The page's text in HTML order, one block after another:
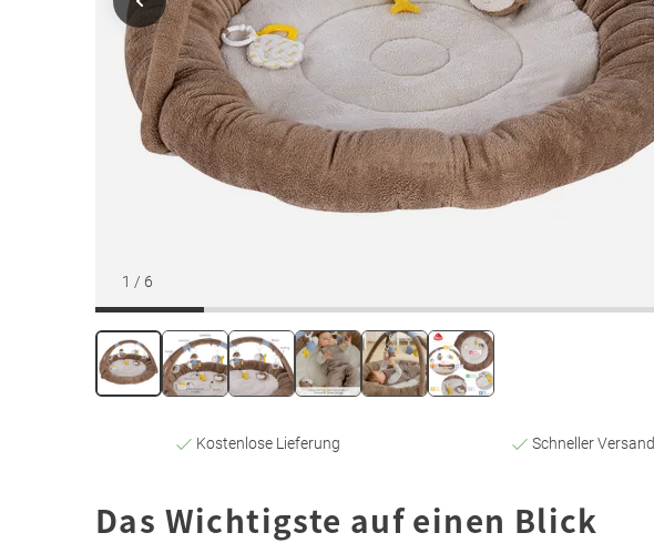
1 / 6
Kostenlose Lieferung Schneller Versand
Das Wichtigste auf einen Blick